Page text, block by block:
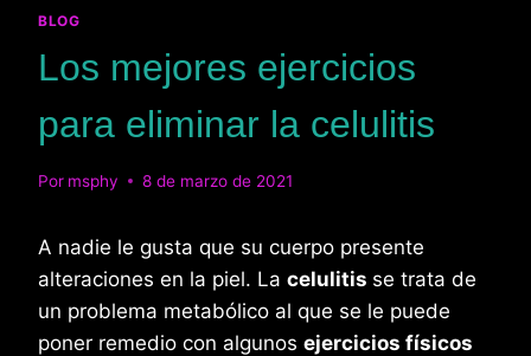
BLOG
Los mejores ejercicios
para eliminar la celulitis
Por msphy 8 de marzo de 2021
A nadie le gusta que su cuerpo presente
alteraciones en la piel. La celulitis se trata de
un problema metabólico al que se le puede
poner remedio con algunos ejercicios físicos